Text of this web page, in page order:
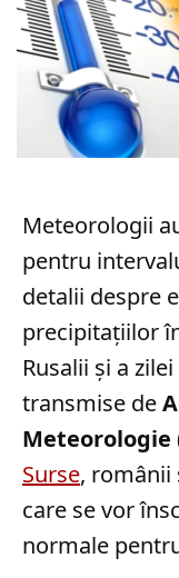
Meteorologii
pentru
detalii despre
precipitațiilor
Rusalii și a
transmise de
Meteorologie
Surse, românii
care se vor
normale